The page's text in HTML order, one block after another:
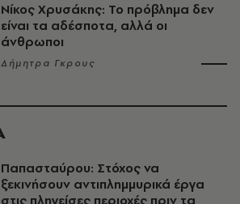
Νίκος Χρυσάκης: Το πρόβλημα δεν
είναι τα αδέσποτα, αλλά οι
άνθρωποι
Δήμητρα Γκρους
Παπασταύρου: Στόχος να
ξεκινήσουν αντιπλημμυρικά έργα
στις πληγείσες περιοχές πριν τα